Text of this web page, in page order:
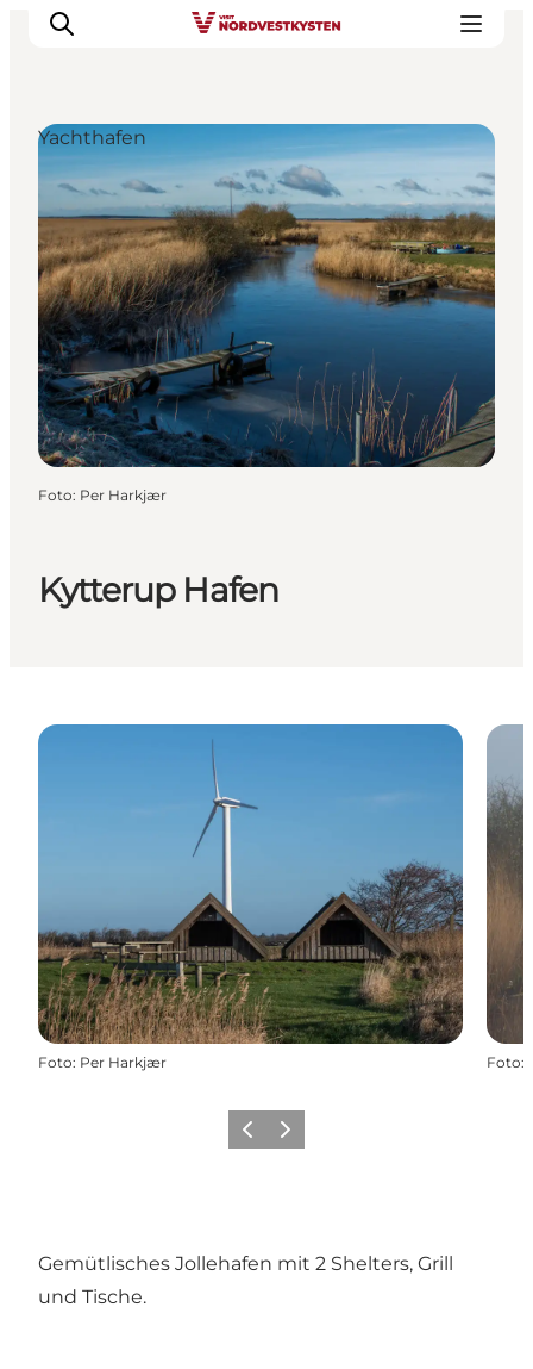
Urlaubsorte
Inspiration
Events
Unterkunft
Mach deine Urlaubsplanung
Kytterup Hafen
Yachthafen
Foto: Per Harkjær
Foto: Per Harkjær Foto:
ZurückWeiter
Gemütlisches Jollehafen mit 2 Shelters, Grill
und Tische.